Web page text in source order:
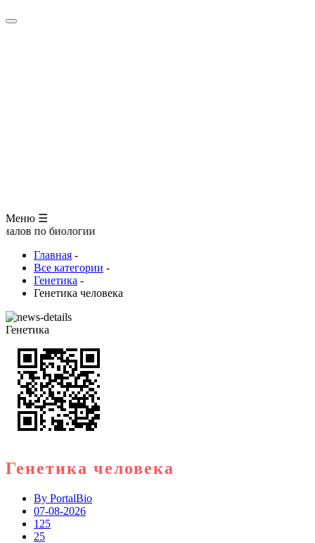
Меню ☰
Главная -
Все категории -
Генетика -
Генетика человека
Генетика
Генетика человека
By PortalBio
07-08-2026
125
25